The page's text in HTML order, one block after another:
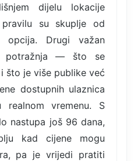
dijelu lokacije
su skuplje od
opcija. Drugi važan
potražnja — što se
što je više publike već
dostupnih ulaznica
vremenu. S
nastupa još 96 dana,
kad cijene mogu
pa je vrijedi pratiti